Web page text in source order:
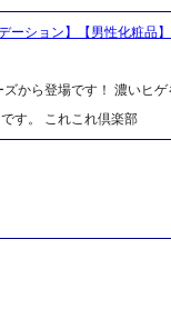
ション】【男性化粧品】
から登場です！ 濃いヒ
す。 これこれ倶楽部